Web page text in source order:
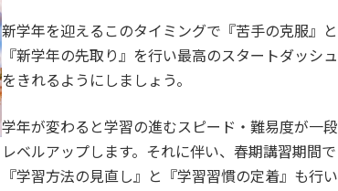
新学年を迎えるこのタイミングで『苦手の克服』と
『新学年の先取り』を行い最高のスタートダッシュ
をきれるようにしましょう。
学年が変わると学習の進むスピード・難易度が一段
レベルアップします。それに伴い、春期講習期間で
『学習方法の見直し』と『学習習慣の定着』も行い